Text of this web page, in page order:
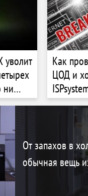
уволит
ни
Как
ЦОД и
От запахов в
обычная вещь